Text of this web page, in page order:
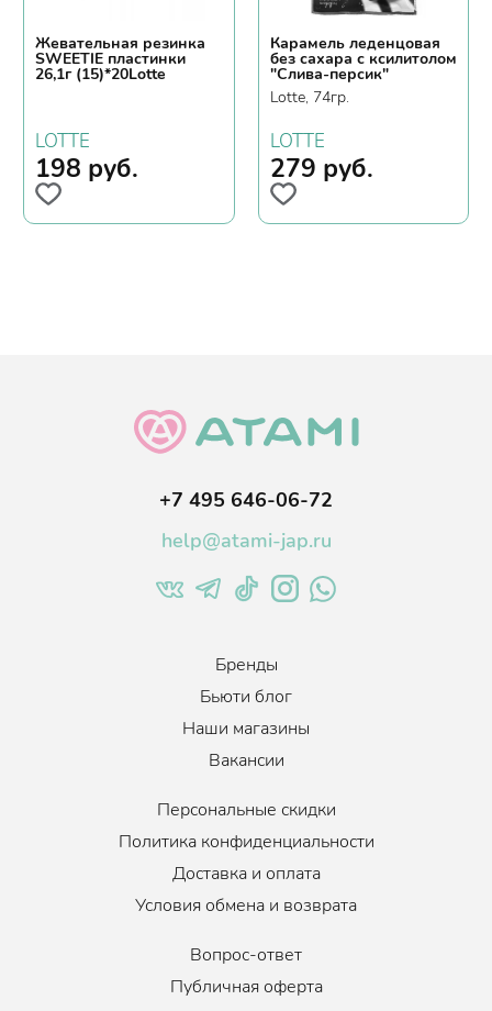
Жевательная резинка
SWEETIE пластинки
26,1г (15)*20Lotte
LOTTE
198 руб.
Карамель леденцовая
без сахара с ксилитолом
"Слива-персик"
Lotte, 74гр.
LOTTE
279 руб.
+7 495 646-06-72
help@atami-jap.ru
Бренды
Бьюти блог
Наши магазины
Вакансии
Персональные скидки
Политика конфиденциальности
Доставка и оплата
Условия обмена и возврата
Вопрос-ответ
Публичная оферта